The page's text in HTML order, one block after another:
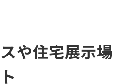
や住宅展示